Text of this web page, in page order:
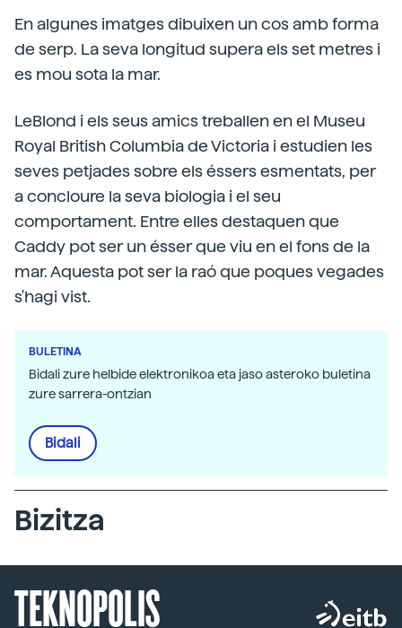
En algunes imatges dibuixen un cos amb forma
de serp. La seva longitud supera els set metres i
es mou sota la mar.
LeBlond i els seus amics treballen en el Museu
Royal British Columbia de Victoria i estudien les
seves petjades sobre els éssers esmentats, per
a concloure la seva biologia i el seu
comportament. Entre elles destaquen que
Caddy pot ser un ésser que viu en el fons de la
mar. Aquesta pot ser la raó que poques vegades
s'hagi vist.
BULETINA
Bidali zure helbide elektronikoa eta jaso asteroko buletina
zure sarrera-ontzian
Bidali
Bizitza
TEKNOPOLIS